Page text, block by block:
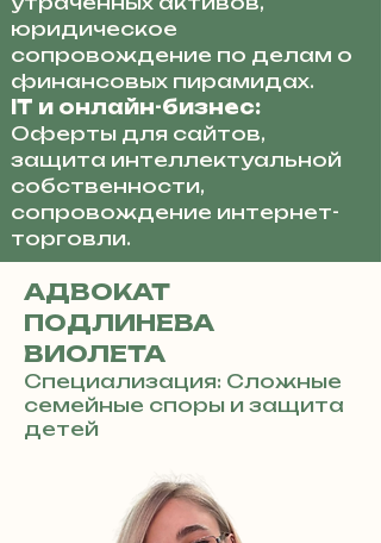
юридическое
сопровождение по делам о
финансовых пирамидах.
IT и онлайн-бизнес:
Оферты для сайтов,
защита интеллектуальной
собственности,
сопровождение интернет-
торговли.
АДВОКАТ
ПОДЛИНЕВА
ВИОЛЕТА
Специализация: Сложные
семейные споры и защита
детей